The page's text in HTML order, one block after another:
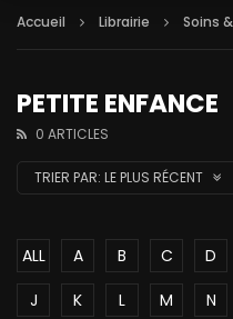
Accueil Librairie Soins
PETITE ENFANCE
0 ARTICLES
TRIER PAR: LE PLUS RÉCENT
ALL A B C D
J
K L M N